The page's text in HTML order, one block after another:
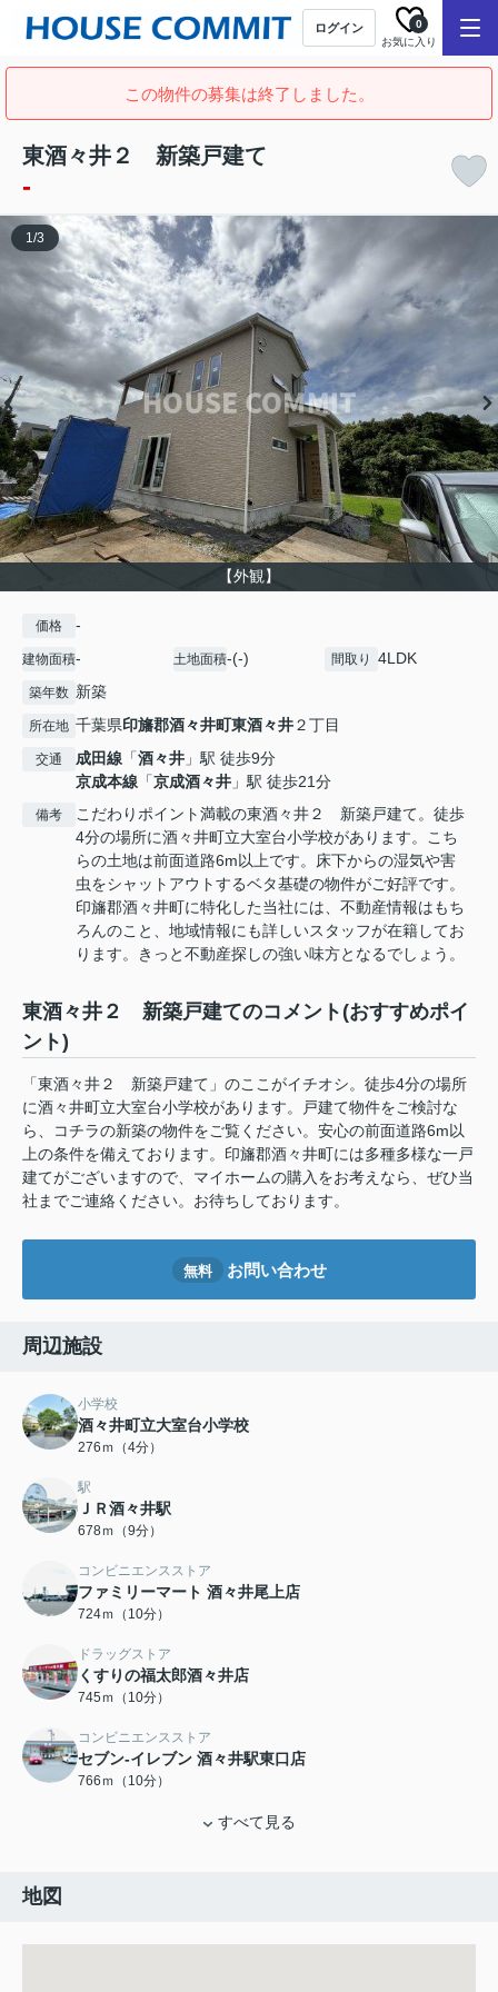
ログイン
お気に入り
0
この物件の募集は終了しました。
東酒々井２ 新築戸建て
-
【外観】
1/3
価格 -
建物面積- 土地面積-(-) 間取り 4LDK
築年数 新築
所在地 千葉県印旛郡酒々井町東酒々井２丁目
交通 成田線 「酒々井 」駅 徒歩9分
京成本線 「京成酒々井 」駅 徒歩21分
備考
こだわりポイント満載の東酒々井２ 新築戸建て。徒歩
4分の場所に酒々井町立大室台小学校があります。こち
らの土地は前面道路6m以上です。床下からの湿気や害
虫をシャットアウトするベタ基礎の物件がご好評です。
印旛郡酒々井町に特化した当社には、不動産情報はもち
ろんのこと、地域情報にも詳しいスタッフが在籍してお
ります。きっと不動産探しの強い味方となるでしょう。
東酒々井２ 新築戸建てのコメント(おすすめポイ
ント)
「東酒々井２ 新築戸建て」のここがイチオシ。徒歩4分の場所
に酒々井町立大室台小学校があります。戸建て物件をご検討な
ら、コチラの新築の物件をご覧ください。安心の前面道路6m以
上の条件を備えております。印旛郡酒々井町には多種多様な一戸
建てがございますので、マイホームの購入をお考えなら、ぜひ当
社までご連絡ください。お待ちしております。
無料 お問い合わせ
周辺施設
小学校
酒々井町立大室台小学校
276ｍ（4分）
駅
ＪＲ酒々井駅
678ｍ（9分）
コンビニエンスストア
ファミリーマート 酒々井尾上店
724ｍ（10分）
ドラッグストア
くすりの福太郎酒々井店
745ｍ（10分）
コンビニエンスストア
セブン-イレブン 酒々井駅東口店
766ｍ（10分）
すべて見る
地図